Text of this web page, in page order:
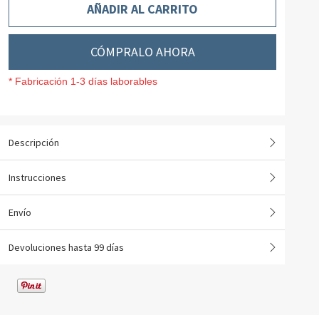
AÑADIR AL CARRITO
CÓMPRALO AHORA
* Fabricación 1-3 días laborables
Descripción
Instrucciones
Envío
Devoluciones hasta 99 días